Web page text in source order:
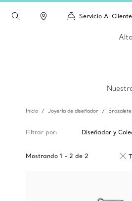
Servicio Al Cliente
Inicio Joyería de diseñador
Filtrar por Diseñador y
Mostrando 1 - 2 de 2